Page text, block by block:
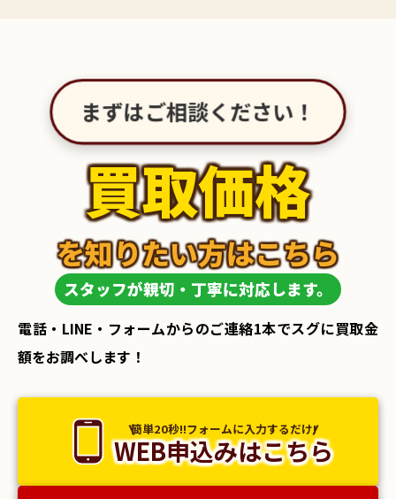
まずはご相談ください！
買取価格
スタッフが親切・丁寧に対応します。
を知りたい方はこちら
電話・LINE・フォームからのご連絡1本でスグに買取金
額をお調べします！
簡単20秒!!フォームに入力するだけ!
WEB申込みはこちら